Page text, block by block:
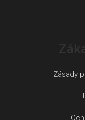
Zásady